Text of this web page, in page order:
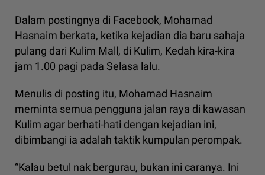
Dalam postingnya di Facebook, Mohamad
Hasnaim berkata, ketika kejadian dia baru sahaja
pulang dari Kulim Mall, di Kulim, Kedah kira-kira
jam 1.00 pagi pada Selasa lalu.
Menulis di posting itu, Mohamad Hasnaim
meminta semua pengguna jalan raya di kawasan
Kulim agar berhati-hati dengan kejadian ini,
dibimbangi ia adalah taktik kumpulan perompak.
“Kalau betul nak bergurau, bukan ini caranya. Ini